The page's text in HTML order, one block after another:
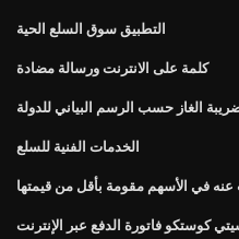
التطبيق سوق السلع الحية
كلمة على الانترنت ورسالة مضادة
الغاز حسب الرسم البياني للدولة
الخدمات الفنية للسلع
عنه في الأسهم مقومة بأقل من قيمتها
كوستكو فاتورة الدفع عبر الإنترنت